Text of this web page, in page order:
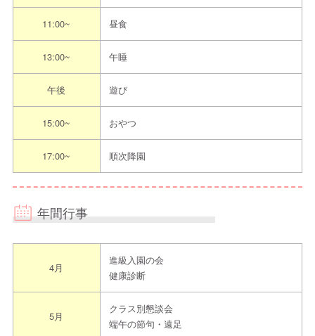
その他
※ご連絡の際は「えんみっけ！を見た」とお
担当者からのメッセ
ージ
見学までの流れ
〈見学予約の際は”えんみっけ！を見た”とお伝えください〉
↓
③約束のお時間に園へお越しください
11:00~ 昼食
13:00~ 午睡
午後 遊び
15:00~ おやつ
17:00~ 順次降園
年間行事
4月
進級入園の会
健康診断
5月
クラス別懇談会
端午の節句・遠足